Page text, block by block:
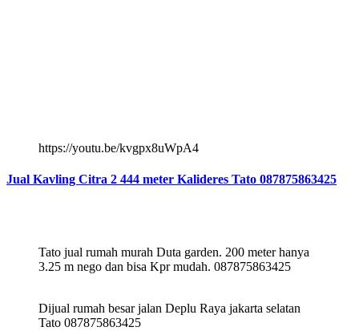
https://youtu.be/kvgpx8uWpA4
Jual Kavling Citra 2 444 meter Kalideres Tato 087875863425
Tato jual rumah murah Duta garden. 200 meter hanya
3.25 m nego dan bisa Kpr mudah. 087875863425
Dijual rumah besar jalan Deplu Raya jakarta selatan
Tato 087875863425